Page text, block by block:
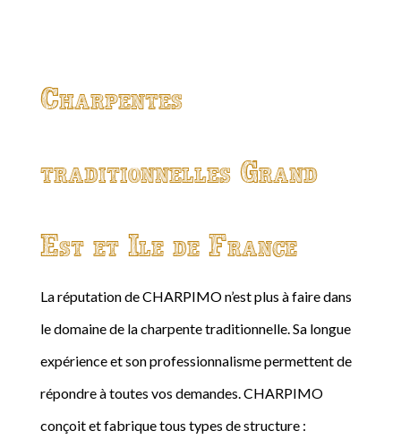
Charpentes
traditionnelles Grand
Est et Ile de France
La réputation de CHARPIMO n’est plus à faire dans
le domaine de la charpente traditionnelle. Sa longue
expérience et son professionnalisme permettent de
répondre à toutes vos demandes. CHARPIMO
conçoit et fabrique tous types de structure :